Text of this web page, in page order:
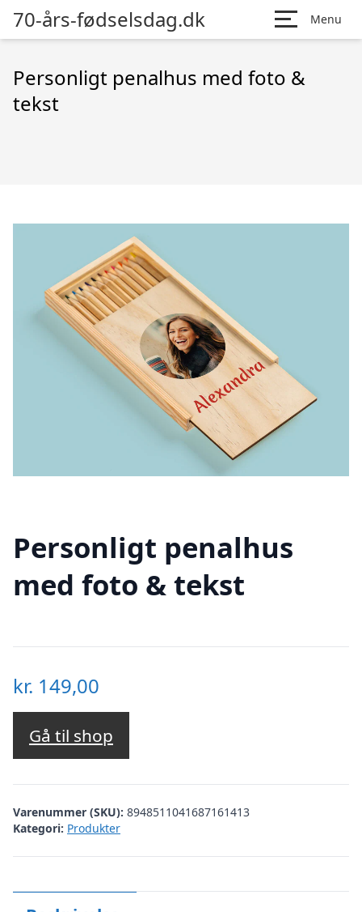
70-års-fødselsdag.dk Menu
Personligt penalhus med foto &
tekst
Personligt penalhus
med foto & tekst
kr. 149,00
Gå til shop
Varenummer (SKU): 8948511041687161413
Kategori: Produkter